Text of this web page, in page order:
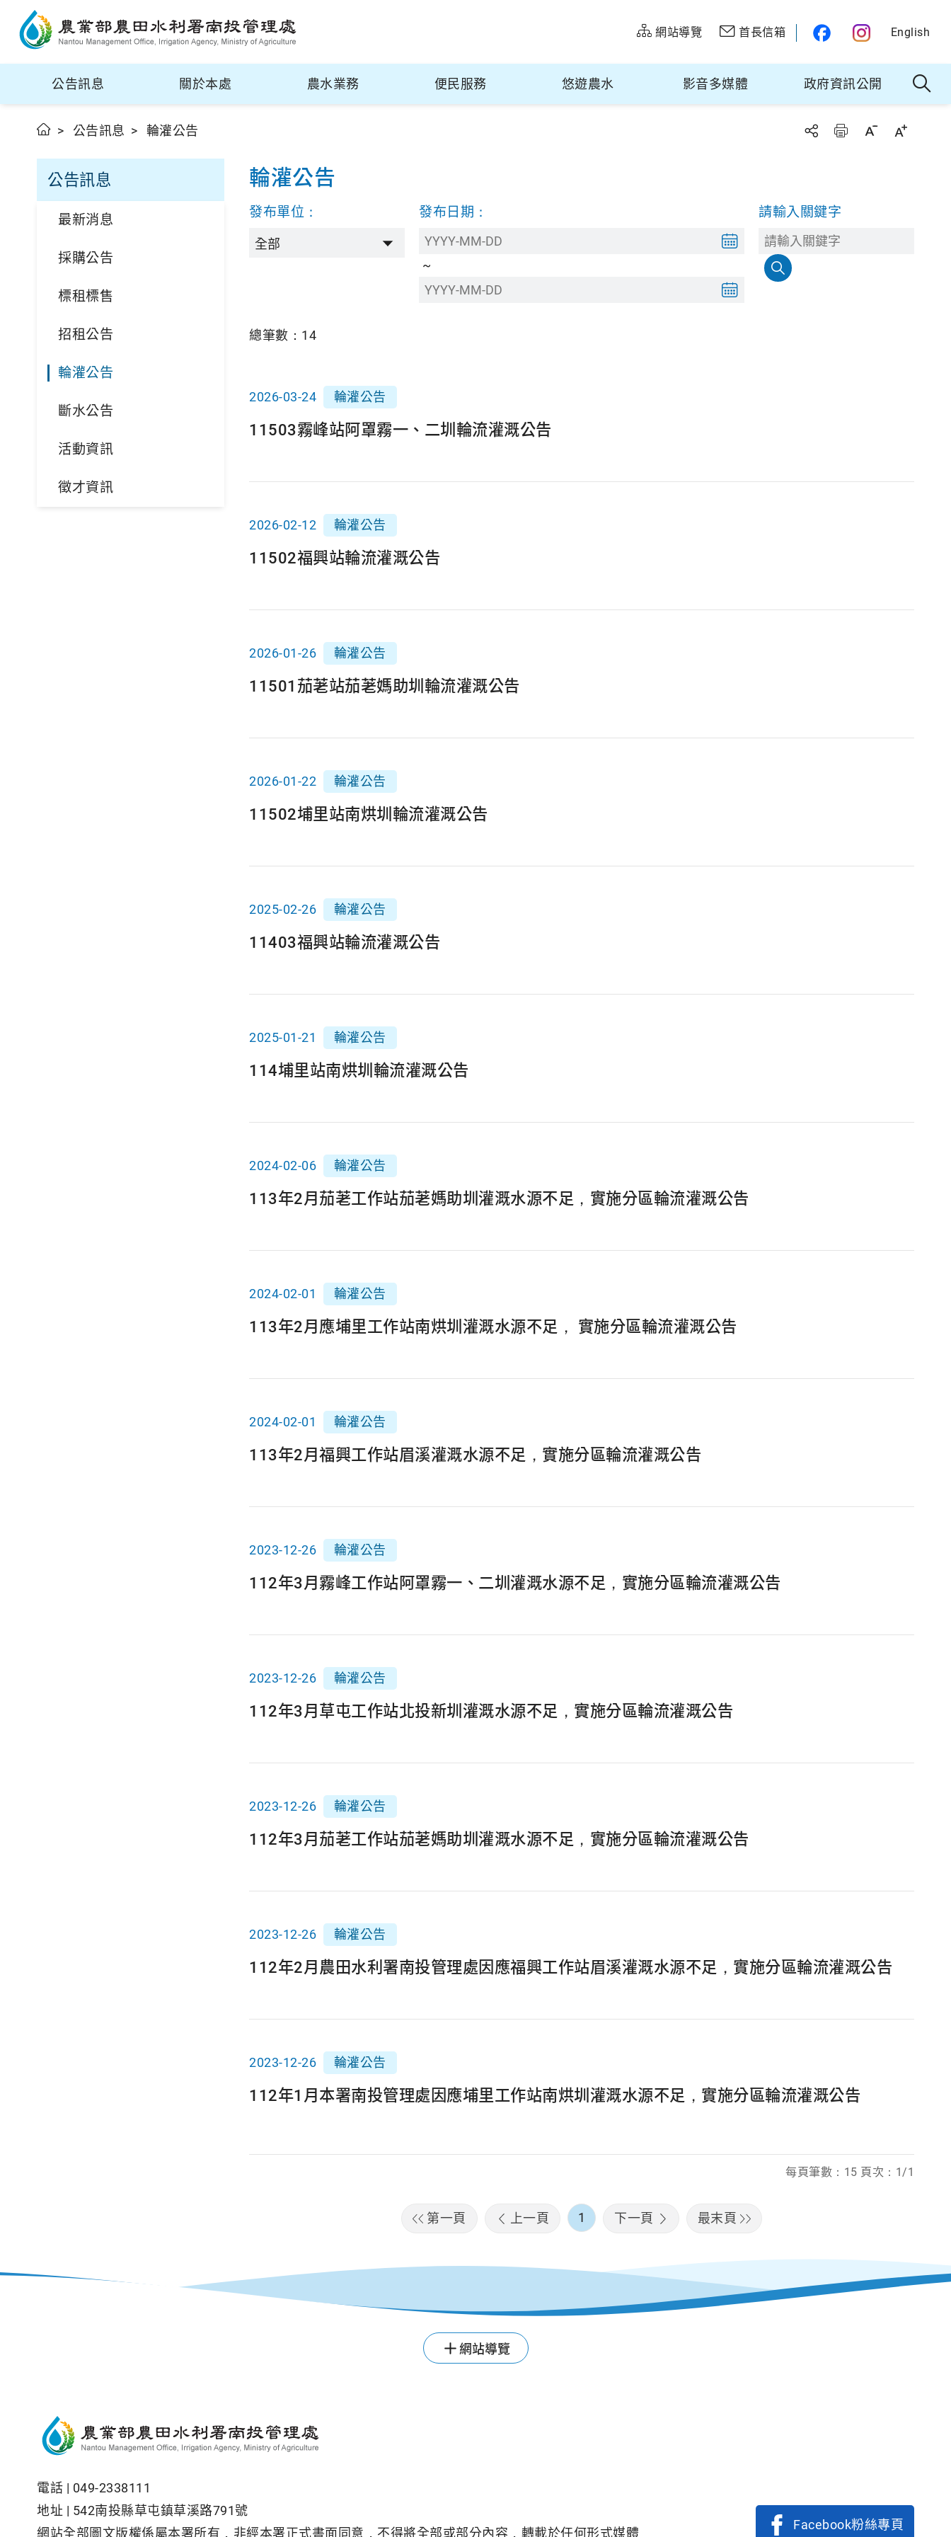
網站導覽 首長信箱 English
公告訊息 關於本處 農水業務 便民服務 悠遊農水 影音多媒體 政府資訊公開
公告訊息 輪灌公告
公告訊息
最新消息
採購公告
標租標售
招租公告
輪灌公告
斷水公告
活動資訊
徵才資訊
輪灌公告
發布單位： 發布日期： 請輸入關鍵字
總筆數： 14
2026-03-24 輪灌公告
11503霧峰站阿罩霧一、二圳輪流灌溉公告
2026-02-12 輪灌公告
11502福興站輪流灌溉公告
2026-01-26 輪灌公告
11501茄荖站茄荖媽助圳輪流灌溉公告
2026-01-22 輪灌公告
11502埔里站南烘圳輪流灌溉公告
2025-02-26 輪灌公告
11403福興站輪流灌溉公告
2025-01-21 輪灌公告
114埔里站南烘圳輪流灌溉公告
2024-02-06 輪灌公告
113年2月茄荖工作站茄荖媽助圳灌溉水源不足，實施分區輪流灌溉公告
2024-02-01 輪灌公告
113年2月應埔里工作站南烘圳灌溉水源不足， 實施分區輪流灌溉公告
2024-02-01 輪灌公告
113年2月福興工作站眉溪灌溉水源不足，實施分區輪流灌溉公告
2023-12-26 輪灌公告
112年3月霧峰工作站阿罩霧一、二圳灌溉水源不足，實施分區輪流灌溉公告
2023-12-26 輪灌公告
112年3月草屯工作站北投新圳灌溉水源不足，實施分區輪流灌溉公告
2023-12-26 輪灌公告
112年3月茄荖工作站茄荖媽助圳灌溉水源不足，實施分區輪流灌溉公告
2023-12-26 輪灌公告
112年2月農田水利署南投管理處因應福興工作站眉溪灌溉水源不足，實施分區輪流灌溉公告
2023-12-26 輪灌公告
112年1月本署南投管理處因應埔里工作站南烘圳灌溉水源不足，實施分區輪流灌溉公告
每頁筆數：15 頁次：1/1
第一頁 上一頁 1 下一頁 最末頁
網站導覽
電話 | 049-2338111
地址 | 542南投縣草屯鎮草溪路791號
網站全部圖文版權係屬本署所有，非經本署正式書面同意，不得將全部或部分內容，轉載於任何形式媒體
Facebook粉絲專頁